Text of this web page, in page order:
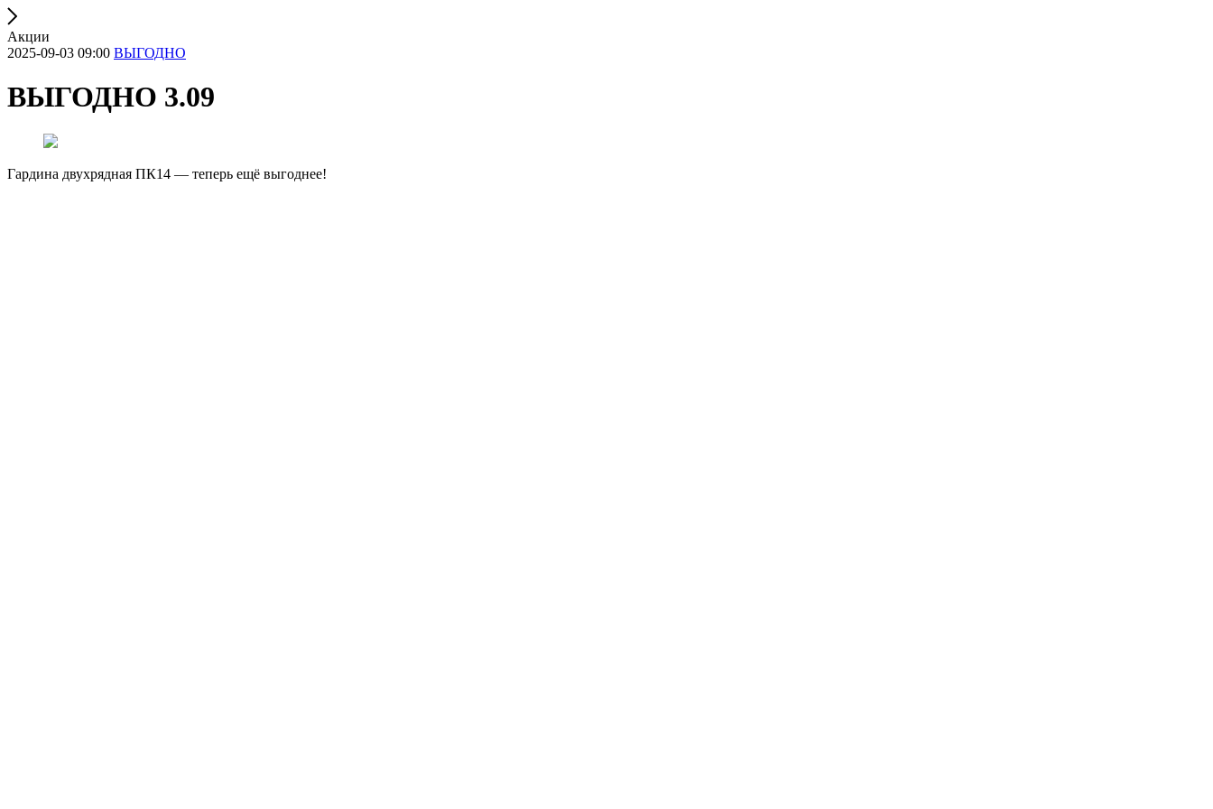
Акции
2025-09-03 09:00 ВЫГОДНО
ВЫГОДНО 3.09
Гардина двухрядная ПК14 — теперь ещё выгоднее!